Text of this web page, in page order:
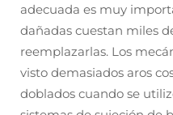
adecuada es muy
dañadas cuestan miles
reemplazarlas. Los
visto demasiados aros
doblados cuando se